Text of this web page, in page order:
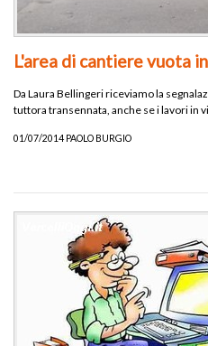
L'area di cantiere vuota
Da Laura Bellingeri riceviamo la
tuttora transennata, anche se i lavori in
01/07/2014 PAOLO BURGIO